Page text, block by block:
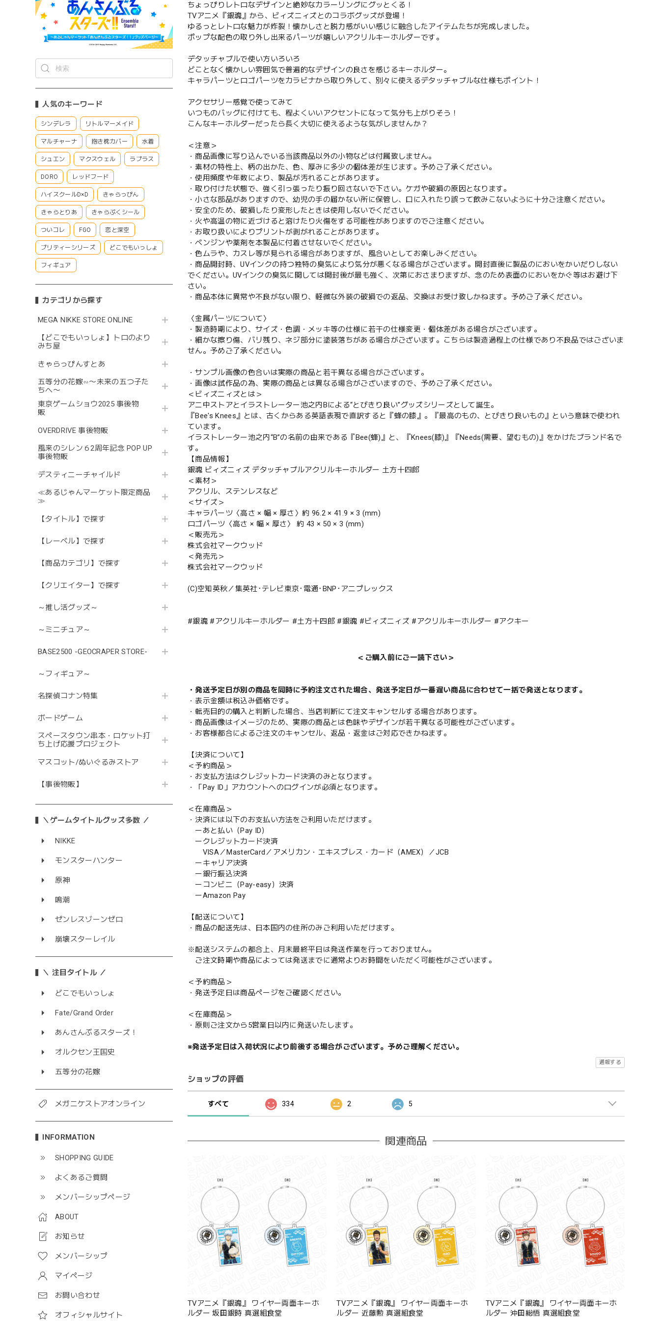
人気のキーワード
シンデレラ リトルマーメイド
マルチャーナ 抱き枕カバー 水着
シュエン マクスウェル ラプラス
DORO レッドフード
ハイスクールD×D きゃらっぴん
きゃらとりあ きゃらぷくシール
ついコレ FGO 恋と深空
プリティーシリーズ どこでもいっしょ
フィギュア
カテゴリから探す
MEGA NIKKE STORE ONLINE
【どこでもいっしょ】トロのより
みち屋
きゃらっぴんすとあ
五等分の花嫁∽〜未来の五つ子た
ちへ〜
東京ゲームショウ2025 事後物
販
OVERDRIVE 事後物販
風来のシレン６2周年記念 POP UP
事後物販
デスティニーチャイルド
≪あるじゃんマーケット限定商品
≫
【タイトル】で探す
【レーベル】で探す
【商品カテゴリ】で探す
【クリエイター】で探す
～推し活グッズ～
～ミニチュア～
BASE2500 -GEOCRAPER STORE-
～フィギュア～
名探偵コナン特集
ボードゲーム
スペースタウン串本・ロケット打
ち上げ応援プロジェクト
マスコット/ぬいぐるみストア
【事後物販】
＼ゲームタイトルグッズ多数 ／
NIKKE
モンスターハンター
原神
鳴潮
ゼンレスゾーンゼロ
崩壊スターレイル
＼ 注目タイトル ／
どこでもいっしょ
Fate/Grand Order
あんさんぶるスターズ！
オルクセン王国史
五等分の花嫁
メガニケストアオンライン
INFORMATION
SHOPPING GUIDE
よくあるご質問
メンバーシップページ
ABOUT
お知らせ
メンバーシップ
マイページ
お問い合わせ
オフィシャルサイト
ちょっぴりレトロなデザインと絶妙なカラーリングにグッとくる！
TVアニメ『銀魂』から、ビィズニィズとのコラボグッズが登場！
ゆるっとレトロな魅力が炸裂！懐かしさと脱力感がいい感じに融合したアイテムたちが完成しました。
ポップな配色の取り外し出来るパーツが嬉しいアクリルキーホルダーです。
デタッチャブルで使い方いろいろ
どことなく懐かしい雰囲気で普遍的なデザインの良さを感じるキーホルダー。
キャラパーツとロゴパーツをカラビナから取り外して、別々に使えるデタッチャブルな仕様もポイント！
アクセサリー感覚で使ってみて
いつものバッグに付けても、程よくいいアクセントになって気分も上がりそう！
こんなキーホルダーだったら長く大切に使えるような気がしませんか？
＜注意＞
・商品画像に写り込んでいる当該商品以外の小物などは付属致しません。
・素材の特性上、柄の出かた、色、厚みに多少の個体差が生じます。予めご了承ください。
・使用頻度や年数により、製品が汚れることがあります。
・取り付けた状態で、強く引っ張ったり振り回さないで下さい。ケガや破損の原因となります。
・小さな部品がありますので、幼児の手の届かない所に保管し、口に入れたり誤って飲みこないように十分ご注意ください。
・安全のため、破損したり変形したときは使用しないでください。
・火や高温の物に近づけると溶けたり火傷をする可能性がありますのでご注意ください。
・お取り扱いによりプリントが剥がれることがあります。
・ベンジンや薬剤を本製品に付着させないでください。
・色ムラや、カスレ等が見られる場合がありますが、風合いとしてお楽しみください。
・商品開封時、UVインクの持つ独特の臭気により気分が悪くなる場合がございます。開封直後に製品のにおいをかいだりしない
でください。UVインクの臭気に関しては開封後が最も強く、次第におさまりますが、念のため表面のにおいをかぐ等はお避け下
さい。
・商品本体に異常や不良がない限り、軽微な外装の破損での返品、交換はお受け致しかねます。予めご了承ください。
〈金属パーツについて〉
・製造時期により、サイズ・色調・メッキ等の仕様に若干の仕様変更・個体差がある場合がございます。
・細かな擦り傷、バリ残り、ネジ部分に塗装落ちがある場合がございます。こちらは製造過程上の仕様であり不良品ではございま
せん。予めご了承ください。
・サンプル画像の色合いは実際の商品と若干異なる場合がございます。
・画像は試作品の為、実際の商品とは異なる場合がございますので、予めご了承ください。
＜ビィズニィズとは＞
アニ中ストアとイラストレーター池之内Bによる“とびきり良い”グッズシリーズとして誕生。
『Bee's Knees』とは、古くからある英語表現で直訳すると『蜂の膝』。『最高のもの、とびきり良いもの』という意味で使われ
ています。
イラストレーター池之内“B”の名前の由来である『Bee(蜂)』と、『Knees(膝)』『Needs(需要、望むもの)』をかけたブランド名で
す。
【商品情報】
銀魂 ビィズニィズ デタッチャブルアクリルキーホルダー 土方十四郎
＜素材＞
アクリル、ステンレスなど
＜サイズ＞
キャラパーツ〈高さ × 幅 × 厚さ〉約 96.2 × 41.9 × 3 (mm)
ロゴパーツ〈高さ × 幅 × 厚さ〉 約 43 × 50 × 3 (mm)
＜販売元＞
株式会社マークウッド
＜発売元＞
株式会社マークウッド
(C)空知英秋／集英社･テレビ東京･電通･BNP･アニプレックス
#銀魂 #アクリルキーホルダー #土方十四郎 #銀魂 #ビィズニィズ #アクリルキーホルダー #アクキー
＜ご購入前にご一読下さい＞
・発送予定日が別の商品を同時に予約注文された場合、発送予定日が一番遅い商品に合わせて一括で発送となります。
・表示金額は税込み価格です。
・転売目的の購入と判断した場合、当店判断にて注文キャンセルする場合があります。
・商品画像はイメージのため、実際の商品とは色味やデザインが若干異なる可能性がございます。
・お客様都合によるご注文のキャンセル、返品・返金はご対応できかねます。
【決済について】
＜予約商品＞
・お支払方法はクレジットカード決済のみとなります。
・「Pay ID」アカウントへのログインが必須となります。
＜在庫商品＞
・決済には以下のお支払い方法をご利用いただけます。
ーあと払い（Pay ID）
ークレジットカード決済
VISA／MasterCard／アメリカン・エキスプレス・カード（AMEX）／JCB
ーキャリア決済
ー銀行振込決済
ーコンビニ（Pay-easy）決済
ーAmazon Pay
【配送について】
・商品の配送先は、日本国内の住所のみご利用いただけます。
※配送システムの都合上、月末最終平日は発送作業を行っておりません。
ご注文時期や商品によっては発送までに通常よりお時間をいただく可能性がございます。
＜予約商品＞
・発送予定日は商品ページをご確認ください。
＜在庫商品＞
・原則ご注文から5営業日以内に発送いたします。
※発送予定日は入荷状況により前後する場合がございます。予めご理解ください。
通報する
ショップの評価
すべて 334 2 5
関連商品
TVアニメ『銀魂』 ワイヤー両面キーホ
ルダー 坂田銀時 真選組食堂
TVアニメ『銀魂』 ワイヤー両面キーホ
ルダー 近藤勲 真選組食堂
TVアニメ『銀魂』 ワイヤー両面キーホ
ルダー 沖田総悟 真選組食堂